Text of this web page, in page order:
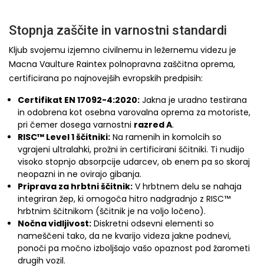
Stopnja zaščite in varnostni standardi
Kljub svojemu izjemno civilnemu in ležernemu videzu je
Macna Vaulture Raintex polnopravna zaščitna oprema,
certificirana po najnovejših evropskih predpisih:
Certifikat EN 17092-4:2020: Jakna je uradno testirana
in odobrena kot osebna varovalna oprema za motoriste,
pri čemer dosega varnostni razred A.
RISC™ Level 1 ščitniki: Na ramenih in komolcih so
vgrajeni ultralahki, prožni in certificirani ščitniki. Ti nudijo
visoko stopnjo absorpcije udarcev, ob enem pa so skoraj
neopazni in ne ovirajo gibanja.
Priprava za hrbtni ščitnik: V hrbtnem delu se nahaja
integriran žep, ki omogoča hitro nadgradnjo z RISC™
hrbtnim ščitnikom (ščitnik je na voljo ločeno).
Nočna vidljivost: Diskretni odsevni elementi so
nameščeni tako, da ne kvarijo videza jakne podnevi,
ponoči pa močno izboljšajo vašo opaznost pod žarometi
drugih vozil.